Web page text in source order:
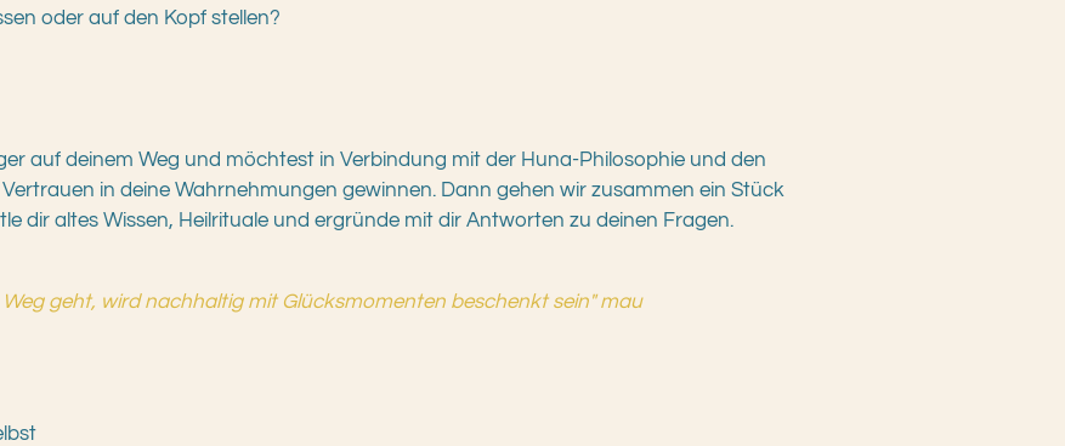
oder auf den Kopf stellen?
auf deinem Weg und möchtest in Verbindung mit der Huna-Philosophie und den
in deine Wahrnehmungen gewinnen. Dann gehen wir zusammen ein Stück
dir altes Wissen, Heilrituale und ergründe mit dir Antworten zu deinen Fragen.
Weg geht, wird nachhaltig mit Glücksmomenten beschenkt sein" mau